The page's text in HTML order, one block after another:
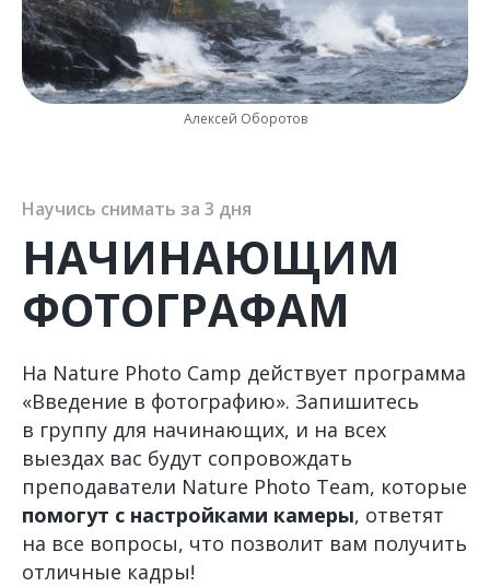
Алексей Оборотов
НАЧИНАЮЩИМ
ФОТОГРАФАМ
Научись снимать за 3 дня
На Nature Photo Camp действует программа
«Введение в фотографию». Запишитесь
в группу для начинающих, и на всех
выездах вас будут сопровождать
преподаватели Nature Photo Team, которые
помогут с настройками камеры, ответят
на все вопросы, что позволит вам получить
отличные кадры!